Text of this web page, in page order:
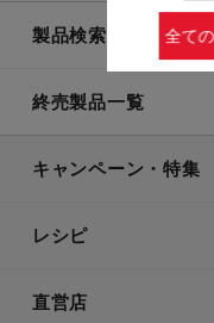
製品検索一覧
終売製品一覧
キャンペーン・特集
レシピ
直営店
全て